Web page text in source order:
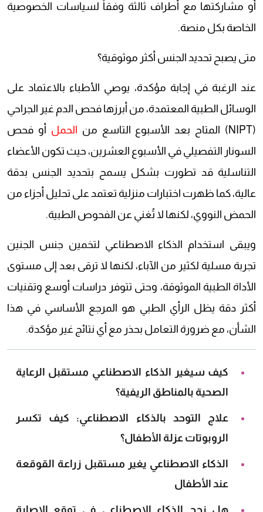
أو مشاركتها مع أطراف ثالثة وفقاً لسياسات الخصوصية
الخاصة بكل منصة.
متى يصبح تحديد الجنس أكثر موثوقية؟
عند الرغبة في إجابة مؤكدة، يوصي الأطباء بالاعتماد على
الوسائل الطبية المعتمدة، من أبرزها فحص الدم غير الجراحي
(NIPT) المتاح بعد الأسبوع التاسع من
الحمل أو فحص
السونار التفصيلي في الأسبوع العشرين، حيث تكون الأعضاء
التناسلية قد تطورت بشكل يسمح بتحديد الجنس بدقة
عالية، كما ظهرت اختبارات منزلية تعتمد على تحليل أجزاء من
الحمض النووي، لكنها لا تُغني عن الفحوص الطبية.
ويبقى استخدام الذكاء الاصطناعي لتخمين جنس الجنين
تجربة مسلية لكثير من الآباء، لكنها لا ترقى بعد إلى مستوى
الأداة الطبية الموثوقة، وحتى تتوفر دراسات أوسع وتقنيات
أكثر دقة يظل الرأي الطبي هو المرجع الأساسي في هذا
الشأن، مع ضرورة التعامل بحذر مع أي نتائج غير مؤكدة.
كيف سيغير الذكاء الاصطناعي مستقبل الرعاية
الصحية بالمناطق الريفية؟
علاج التوحد بالذكاء الاصطناعي: كيف تكسر
الروبوتات عزلة الأطفال؟
الذكاء الاصطناعي يغير مستقبل زراعة القوقعة
عند الأطفال